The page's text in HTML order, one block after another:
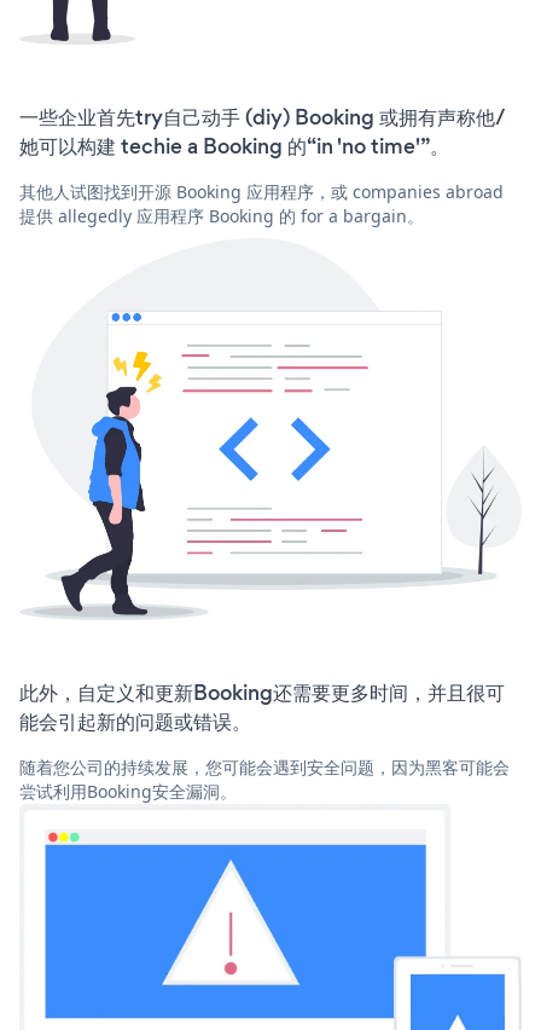
一些企业首先try自己动手 (diy) Booking 或拥有声称他/
她可以构建 techie a Booking 的“in 'no time'”。
其他人试图找到开源 Booking 应用程序，或 companies abroad
提供 allegedly 应用程序 Booking 的 for a bargain。
此外，自定义和更新Booking还需要更多时间，并且很可
能会引起新的问题或错误。
随着您公司的持续发展，您可能会遇到安全问题，因为黑客可能会
尝试利用Booking安全漏洞。